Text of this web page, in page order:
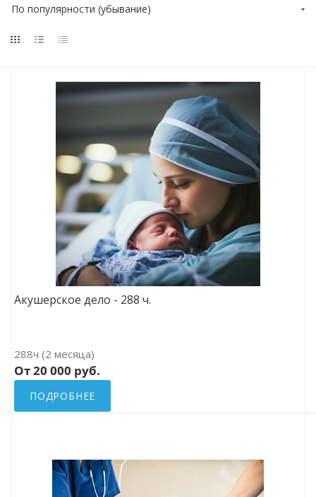
По популярности (убывание)
Акушерское дело - 288 ч.
288ч (2 месяца)
От 20 000 руб.
ПОДРОБНЕЕ